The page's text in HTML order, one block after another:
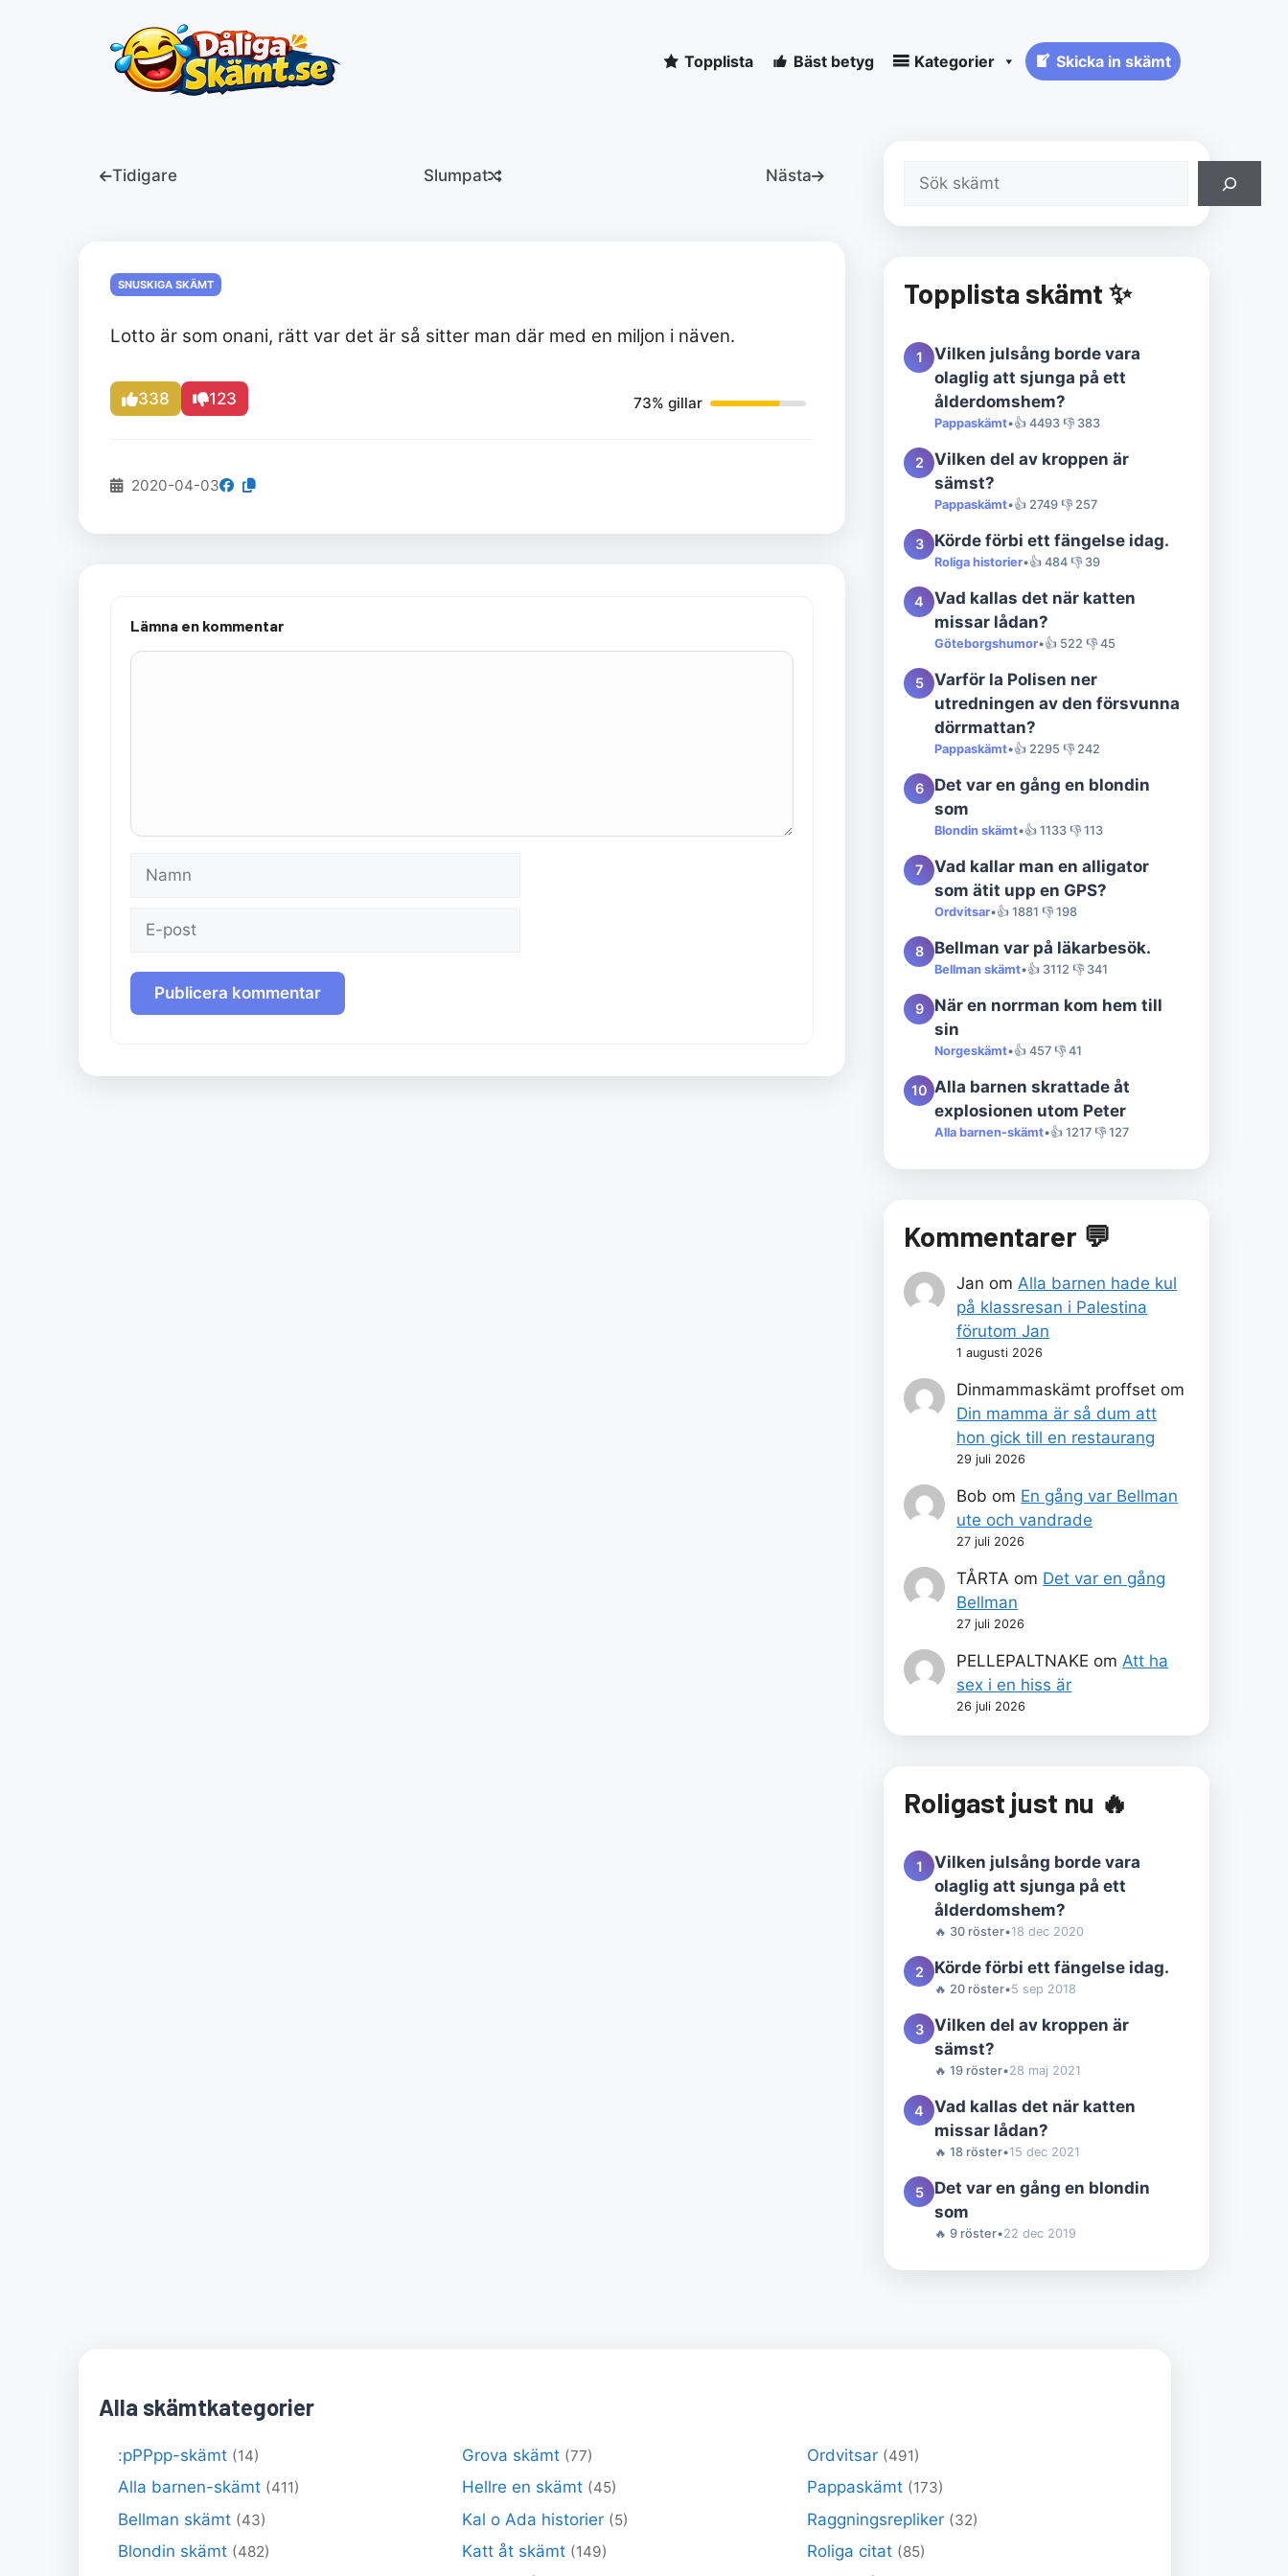
Topplista Bäst betyg Kategorier Skicka in skämt
Tidigare Slumpat Nästa
SNUSKIGA SKÄMT
Lotto är som onani, rätt var det är så sitter man där med en miljon i näven.
338 123 73% gillar
2020-04-03
Lämna en kommentar
Kommentar
Namn
Sök
Topplista skämt ✨
1
Vilken julsång borde vara
olaglig att sjunga på ett
ålderdomshem?
Pappaskämt•👍 4493 👎 383
2
Vilken del av kroppen är
sämst?
Pappaskämt•👍 2749 👎 257
3 Körde förbi ett fängelse idag.
Roliga historier•👍 484 👎 39
4
Vad kallas det när katten
missar lådan?
Göteborgshumor•👍 522 👎 45
5
Varför la Polisen ner
utredningen av den försvunna
dörrmattan?
Pappaskämt•👍 2295 👎 242
6
Det var en gång en blondin
som
Blondin skämt•👍 1133 👎 113
7
Vad kallar man en alligator
som ätit upp en GPS?
Ordvitsar•👍 1881 👎 198
8 Bellman var på läkarbesök.
Bellman skämt•👍 3112 👎 341
9
När en norrman kom hem till
sin
Norgeskämt•👍 457 👎 41
10 Alla barnen skrattade åt
explosionen utom Peter
Alla barnen-skämt•👍 1217 👎 127
Kommentarer 💬
Jan om Alla barnen hade kul
på klassresan i Palestina
förutom Jan
1 augusti 2026
Dinmammaskämt proffset om
Din mamma är så dum att
hon gick till en restaurang
29 juli 2026
Bob om En gång var Bellman
ute och vandrade
27 juli 2026
TÅRTA om Det var en gång
Bellman
27 juli 2026
PELLEPALTNAKE om Att ha
sex i en hiss är
26 juli 2026
Roligast just nu 🔥
1
Vilken julsång borde vara
olaglig att sjunga på ett
ålderdomshem?
🔥 30 röster•18 dec 2020
2 Körde förbi ett fängelse idag.
🔥 20 röster•5 sep 2018
3
Vilken del av kroppen är
sämst?
🔥 19 röster•28 maj 2021
4
Vad kallas det när katten
missar lådan?
🔥 18 röster•15 dec 2021
5
Det var en gång en blondin
som
🔥 9 röster•22 dec 2019
Alla skämtkategorier
:pPPpp-skämt (14)
Alla barnen-skämt (411)
Bellman skämt (43)
Blondin skämt (482)
Grova skämt (77)
Hellre en skämt (45)
Kal o Ada historier (5)
Katt åt skämt (149)
Ordvitsar (491)
Pappaskämt (173)
Raggningsrepliker (32)
Roliga citat (85)